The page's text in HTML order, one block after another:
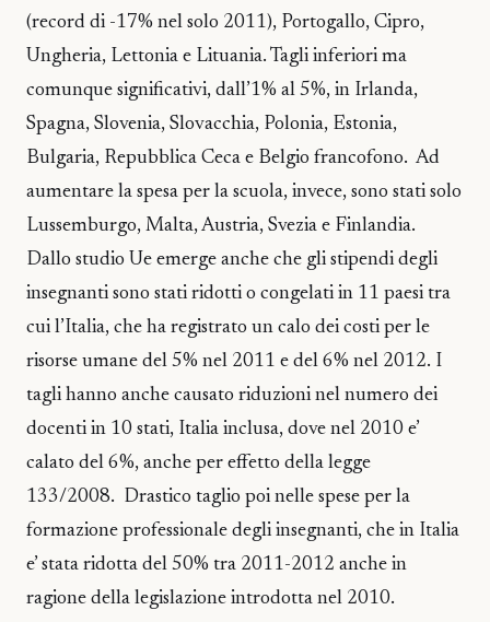
(record di -17% nel solo 2011), Portogallo, Cipro,
Ungheria, Lettonia e Lituania. Tagli inferiori ma
comunque significativi, dall’1% al 5%, in Irlanda,
Spagna, Slovenia, Slovacchia, Polonia, Estonia,
Bulgaria, Repubblica Ceca e Belgio francofono. Ad
aumentare la spesa per la scuola, invece, sono stati solo
Lussemburgo, Malta, Austria, Svezia e Finlandia.
Dallo studio Ue emerge anche che gli stipendi degli
insegnanti sono stati ridotti o congelati in 11 paesi tra
cui l’Italia, che ha registrato un calo dei costi per le
risorse umane del 5% nel 2011 e del 6% nel 2012. I
tagli hanno anche causato riduzioni nel numero dei
docenti in 10 stati, Italia inclusa, dove nel 2010 e’
calato del 6%, anche per effetto della legge
133/2008. Drastico taglio poi nelle spese per la
formazione professionale degli insegnanti, che in Italia
e’ stata ridotta del 50% tra 2011-2012 anche in
ragione della legislazione introdotta nel 2010.